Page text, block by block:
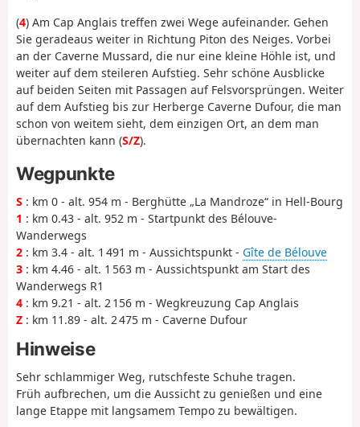
(4) Am Cap Anglais treffen zwei Wege aufeinander. Gehen
Sie geradeaus weiter in Richtung Piton des Neiges. Vorbei
an der Caverne Mussard, die nur eine kleine Höhle ist, und
weiter auf dem steileren Aufstieg. Sehr schöne Ausblicke
auf beiden Seiten mit Passagen auf Felsvorsprüngen. Weiter
auf dem Aufstieg bis zur Herberge Caverne Dufour, die man
schon von weitem sieht, dem einzigen Ort, an dem man
übernachten kann (S/Z).
Wegpunkte
S : km 0 - alt. 954 m - Berghütte „La Mandroze“ in Hell-Bourg
1 : km 0.43 - alt. 952 m - Startpunkt des Bélouve-
Wanderwegs
2 : km 3.4 - alt. 1 491 m - Aussichtspunkt - Gîte de Bélouve
3 : km 4.46 - alt. 1 563 m - Aussichtspunkt am Start des
Wanderwegs R1
4 : km 9.21 - alt. 2 156 m - Wegkreuzung Cap Anglais
Z : km 11.89 - alt. 2 475 m - Caverne Dufour
Hinweise
Sehr schlammiger Weg, rutschfeste Schuhe tragen.
Früh aufbrechen, um die Aussicht zu genießen und eine
lange Etappe mit langsamem Tempo zu bewältigen.